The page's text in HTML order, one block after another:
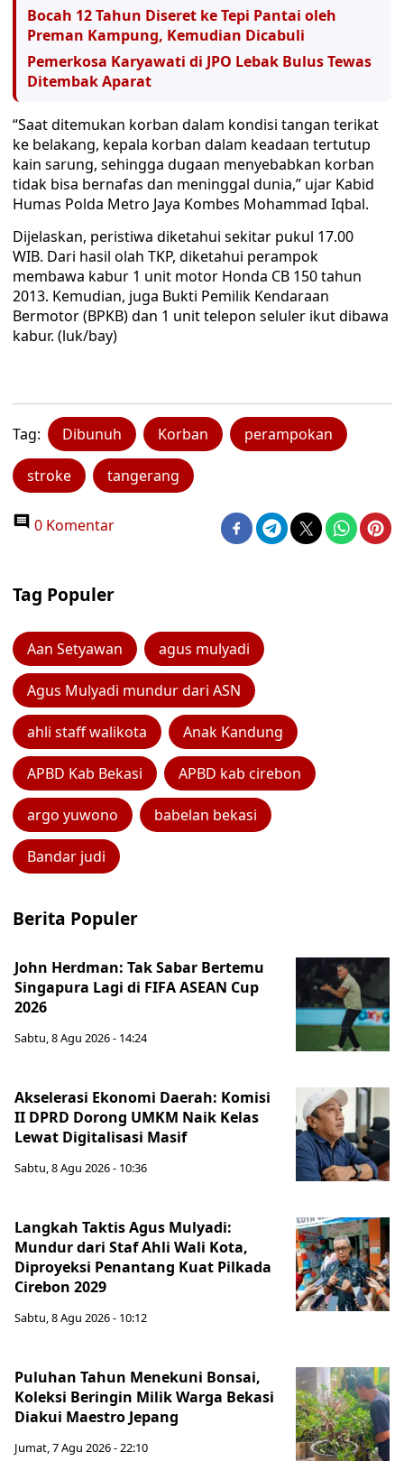
Bocah 12 Tahun Diseret ke Tepi Pantai oleh
Preman Kampung, Kemudian Dicabuli
Pemerkosa Karyawati di JPO Lebak Bulus Tewas
Ditembak Aparat
“Saat ditemukan korban dalam kondisi tangan terikat
ke belakang, kepala korban dalam keadaan tertutup
kain sarung, sehingga dugaan menyebabkan korban
tidak bisa bernafas dan meninggal dunia,” ujar Kabid
Humas Polda Metro Jaya Kombes Mohammad Iqbal.
Dijelaskan, peristiwa diketahui sekitar pukul 17.00
WIB. Dari hasil olah TKP, diketahui perampok
membawa kabur 1 unit motor Honda CB 150 tahun
2013. Kemudian, juga Bukti Pemilik Kendaraan
Bermotor (BPKB) dan 1 unit telepon seluler ikut dibawa
kabur. (luk/bay)
Tag: Dibunuh Korban perampokan
stroke tangerang
0 Komentar
Tag Populer
Aan Setyawan agus mulyadi
Agus Mulyadi mundur dari ASN
ahli staff walikota Anak Kandung
APBD Kab Bekasi APBD kab cirebon
argo yuwono babelan bekasi
Bandar judi
Berita Populer
John Herdman: Tak Sabar Bertemu
Singapura Lagi di FIFA ASEAN Cup
2026
Sabtu, 8 Agu 2026 - 14:24
Akselerasi Ekonomi Daerah: Komisi
II DPRD Dorong UMKM Naik Kelas
Lewat Digitalisasi Masif
Sabtu, 8 Agu 2026 - 10:36
Langkah Taktis Agus Mulyadi:
Mundur dari Staf Ahli Wali Kota,
Diproyeksi Penantang Kuat Pilkada
Cirebon 2029
Sabtu, 8 Agu 2026 - 10:12
Puluhan Tahun Menekuni Bonsai,
Koleksi Beringin Milik Warga Bekasi
Diakui Maestro Jepang
Jumat, 7 Agu 2026 - 22:10